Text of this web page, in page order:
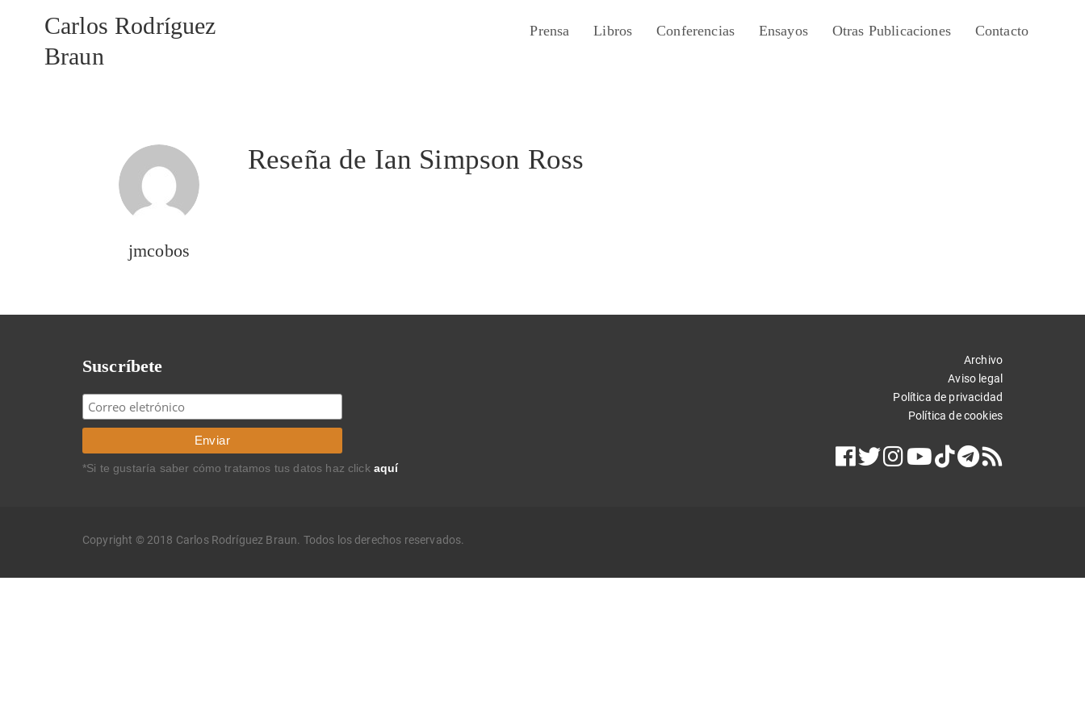
Carlos Rodríguez
Braun
Prensa Libros Conferencias Ensayos Otras Publicaciones Contacto
jmcobos
Reseña de Ian Simpson Ross
Suscríbete
*Si te gustaría saber cómo tratamos tus datos haz click aquí
Archivo
Aviso legal
Política de privacidad
Política de cookies
Copyright © 2018 Carlos Rodríguez Braun. Todos los derechos reservados.